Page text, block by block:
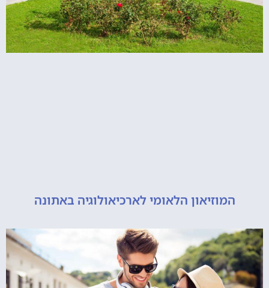
הלאומי לארכיאולוגיה באתונה